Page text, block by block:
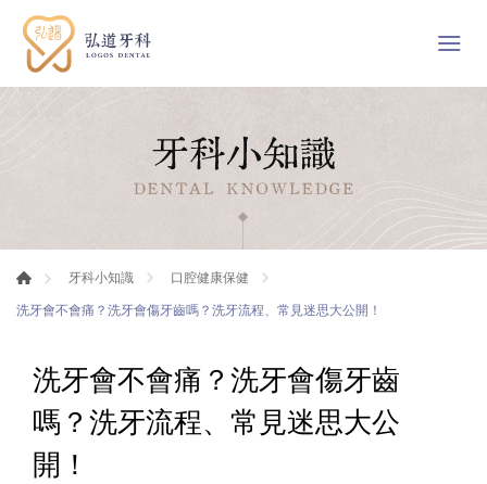
牙科小知識
口腔健康保健
洗牙會不會痛？洗牙會傷牙齒嗎？洗牙流程、常見迷思大公開！
洗牙會不會痛？洗牙會傷牙齒
嗎？洗牙流程、常見迷思大公
開！